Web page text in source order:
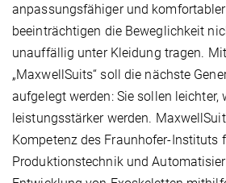
anpassungsfähiger und
beeinträchtigen die Beweglichkeit
unauffällig unter Kleidung tragen.
„MaxwellSuits“ soll die nächste
aufgelegt werden: Sie sollen leichter,
leistungsstärker werden.
Kompetenz des Fraunhofer-Instituts
Produktionstechnik und